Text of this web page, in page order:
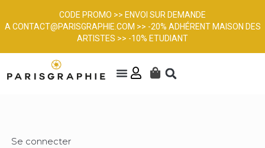
CODE PROMO >> ENVOI SUR DEMANDE
A CONTACT@PARISGRAPHIE.COM >> -20% ADHÉRENT MAISON DES
ARTISTES >> -10% ETUDIANT
Se connecter